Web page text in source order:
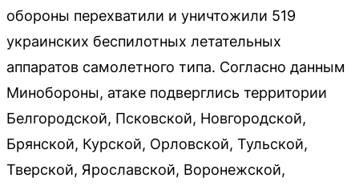
обороны перехватили и уничтожили 519
украинских беспилотных летательных
аппаратов самолетного типа. Согласно данным
Минобороны, атаке подверглись территории
Белгородской, Псковской, Новгородской,
Брянской, Курской, Орловской, Тульской,
Тверской, Ярославской, Воронежской,